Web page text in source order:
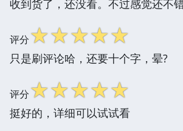
收到货了，还没看。不过感觉还不
评分☆☆☆☆☆
只是刷评论哈，还要十个字，晕?
评分☆☆☆☆☆
挺好的，详细可以试试看